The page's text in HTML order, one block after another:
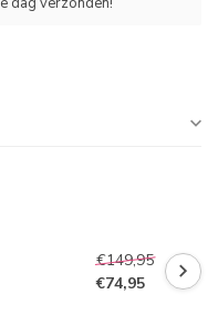
€149,95
€74,95